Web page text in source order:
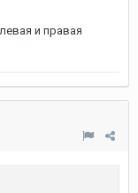
и правая